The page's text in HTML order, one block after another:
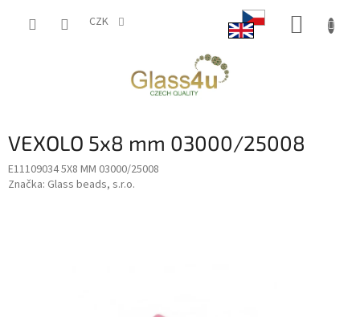
CZK
VEXOLO 5x8 mm 03000/25008
E11109034 5X8 MM 03000/25008
Značka: Glass beads, s.r.o.